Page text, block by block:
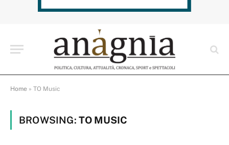
Home » TO Music
BROWSING: TO MUSIC